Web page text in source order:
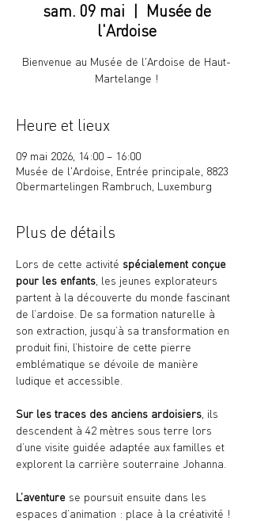
sam. 09 mai
  |
Musée de
l'Ardoise
Bienvenue au Musée de l'Ardoise de Haut-
Martelange !
Heure et lieux
09 mai 2026, 14:00 – 16:00
Musée de l'Ardoise, Entrée principale, 8823
Obermartelingen Rambruch, Luxemburg
Plus de détails
Lors de cette activité spécialement conçue
pour les enfants , les jeunes explorateurs
partent à la découverte du monde fascinant
de l’ardoise. De sa formation naturelle à
son extraction, jusqu’à sa transformation en
produit fini, l’histoire de cette pierre
emblématique se dévoile de manière
ludique et accessible.
Sur les traces des anciens ardoisiers , ils
descendent à 42 mètres sous terre lors
d’une visite guidée adaptée aux familles et
explorent la carrière souterraine Johanna.
L’aventure se poursuit ensuite dans les
espaces d’animation : place à la créativité !